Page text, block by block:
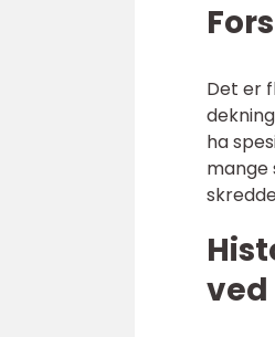
Det er
ha
mange